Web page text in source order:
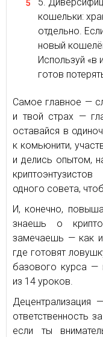
кошельки:
отдельно.
новый
Используй «в
готов
Самое главное —
и твой страх —
оставайся в
к комьюнити,
и делись опытом,
одного совета,
И, конечно,
знаешь о
замечаешь — как
где готовят
базового курса —
из 14 уроков.
Децентрализация
ответственность
если ты